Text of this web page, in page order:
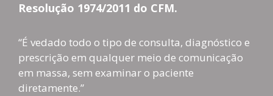
Resolução 1974/2011 do CFM.
“É vedado todo o tipo de consulta, diagnóstico e
prescrição em qualquer meio de comunicação
em massa, sem examinar o paciente
diretamente.”